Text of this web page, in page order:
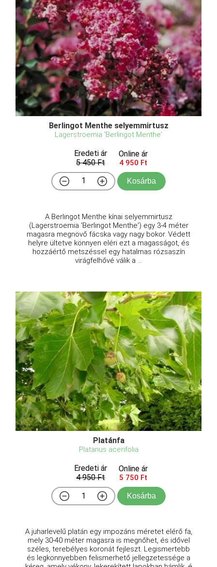
Berlingot Menthe selyemmirtusz
Lagerstroemia 'Berlingot Menthe'
Eredeti ár
5 450 Ft
Online ár
4 950 Ft
Kosárba
A Berlingot Menthe kínai selyemmirtusz
(Lagerstroemia 'Berlingot Menthe') egy 3-4 méter
magasra megnövő fácska vagy nagy bokor. Védett
helyre ültetve könnyen eléri ezt a magasságot, és
hozzáértő metszéssel egy hatalmas rózsaszín
virágfelhővé válik a ...
Platánfa
Platanus acerifolia
Eredeti ár
4 950 Ft
Online ár
5 750 Ft
Kosárba
A juharlevelű platán egy impozáns méretet elérő fa,
mely 30-40 méter magasra is megnőhet, és idővel
széles, terebélyes koronát fejleszt. Legismertebb
és legkönnyebben felismerhető jellegzetessége a